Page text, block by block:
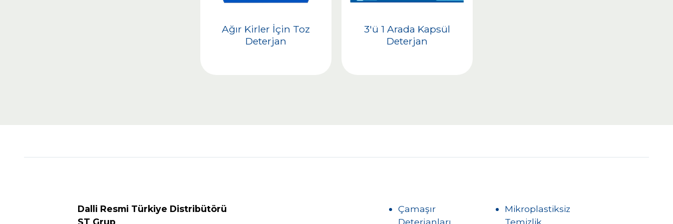
Ağır Kirler İçin Toz
Deterjan
3'ü 1 Arada Kapsül
Deterjan
Dalli Resmi Türkiye Distribütörü
ST Grup
Çamaşır
Deterjanları
Mikroplastiksiz
Temizlik